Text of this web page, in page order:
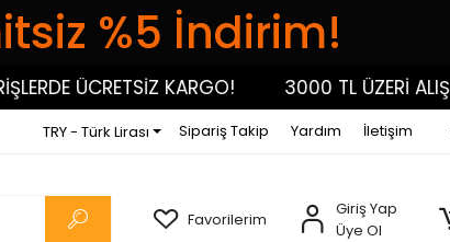
%5 İndirim!
ÜCRETSİZ KARGO! 3000 TL ÜZERİ
TRY - Türk Lirası Sipariş Takip Yardım İletişim
Favorilerim
Giriş Yap
Üye Ol